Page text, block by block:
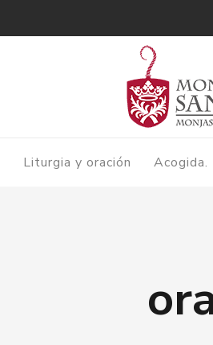
Liturgia y oración Acogida.